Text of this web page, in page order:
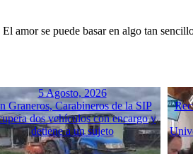
amor se puede basar en algo tan
5 Agosto, 2026
Graneros, Carabineros de la SIP
dos vehículos con encargo y
detiene a un sujeto